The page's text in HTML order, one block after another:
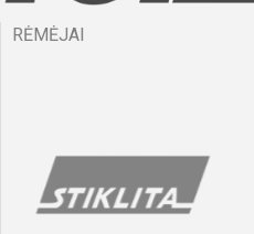
RĖMĖJAI